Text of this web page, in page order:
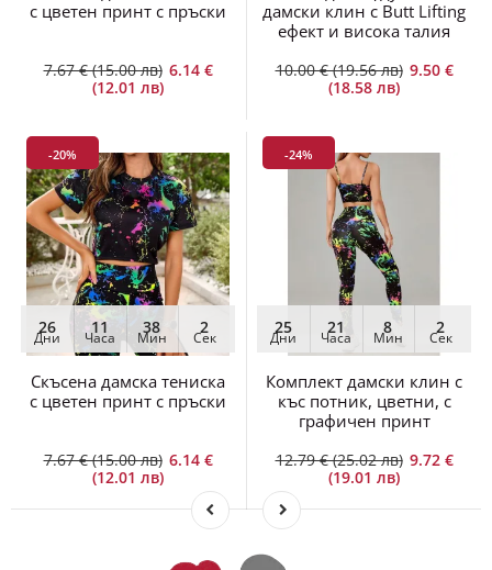
(12.01 лв)
ефект и висока талия
(18.58 лв)
-20%
26
Дни
11
Часа
38
Мин
2
Сек
с цветен принт с пръски
(12.01 лв)
-24%
25
Дни
21
Часа
8
Мин
2
Сек
къс потник, цветни, с
графичен принт
(19.01 лв)